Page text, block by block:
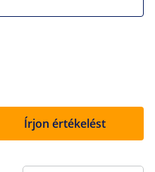
Írjon értékelést